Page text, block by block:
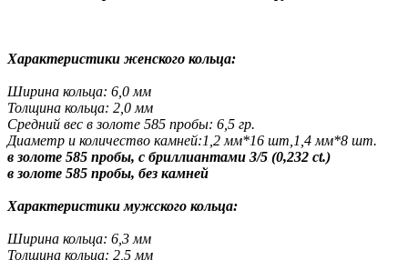
Характеристики женского кольца:
Ширина кольца: 6,0 мм
Толщина кольца: 2,0 мм
Средний вес в золоте 585 пробы: 6,5 гр.
Диаметр и количество камней:1,2 мм*16 шт,1,4 мм*8 шт.
в золоте 585 пробы, с бриллиантами 3/5 (0,232 ct.)
в золоте 585 пробы, без камней
Характеристики мужского кольца:
Ширина кольца: 6,3 мм
Толщина кольца: 2,5 мм